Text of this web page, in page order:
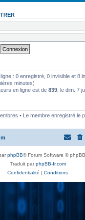
: 0 enregistré, 0 invisible et 8
minutes)
en ligne est de 839 , le dim. 7
• Le membre enregistré le
phpBB® Forum Software ©
Traduit parphpBB-fr.com
Confidentialité | Conditions